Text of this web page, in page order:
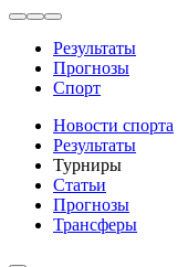
Результаты
Прогнозы
Спорт
Новости спорта
Результаты
Турниры
Статьи
Прогнозы
Трансферы